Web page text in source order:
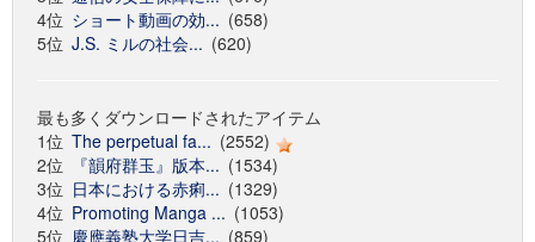
4位 ショート動画の効... (658)
5位 J.S. ミルの社会... (620)
最も多くダウンロードされたアイテム
1位 The perpetual fa... (2552)
2位
『韻府群玉』版本... (1534)
3位 日本における赤痢... (1329)
4位 Promoting Manga ... (1053)
5位 慶應義塾大学日吉... (859)